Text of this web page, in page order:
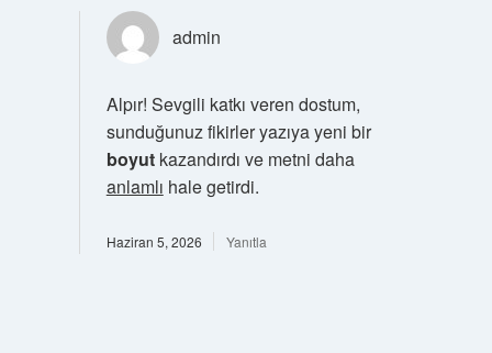
admin
Alpır! Sevgili katkı veren dostum,
sunduğunuz fikirler yazıya yeni bir
boyutkazandırdı ve metni daha
anlamlı hale getirdi.
Haziran 5, 2026 Yanıtla